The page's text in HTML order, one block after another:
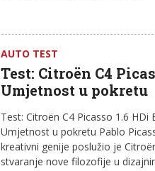
AUTO TEST
Test: Citroën C4
Umjetnost u pokretu
Test: Citroën C4 Picasso 1.6 HDi
Umjetnost u pokretu Pablo
kreativni genije poslužio je
stvaranje nove filozofije u